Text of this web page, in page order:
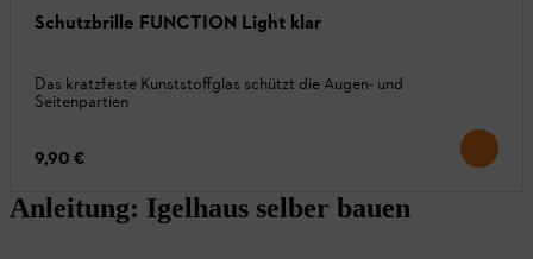
Schutzbrille FUNCTION Light klar
Das kratzfeste Kunststoffglas schützt die Augen- und
Seitenpartien
9,90 €
Anleitung: Igelhaus selber bauen